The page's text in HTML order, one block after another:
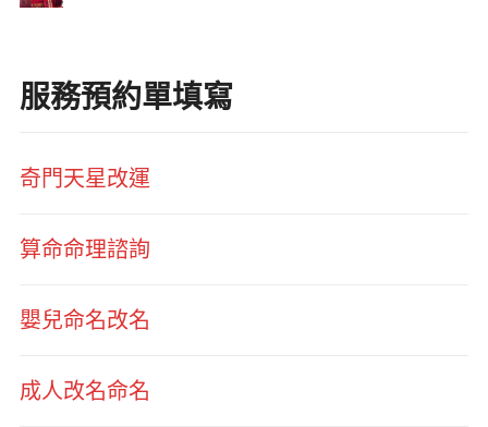
服務預約單填寫
奇門天星改運
算命命理諮詢
嬰兒命名改名
成人改名命名